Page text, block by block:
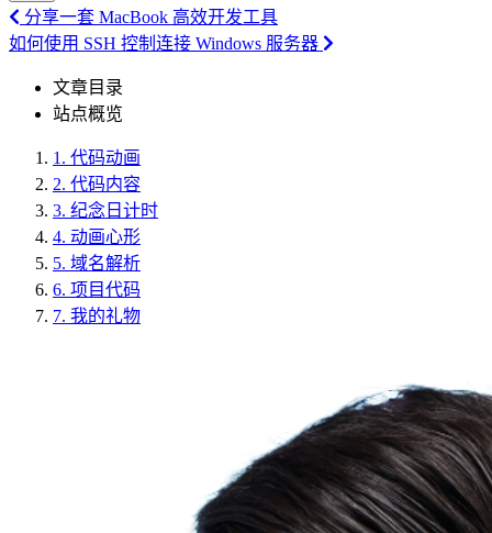
分享一套 MacBook 高效开发工具
如何使用 SSH 控制连接 Windows 服务器
文章目录
站点概览
1. 代码动画
2. 代码内容
3. 纪念日计时
4. 动画心形
5. 域名解析
6. 项目代码
7. 我的礼物